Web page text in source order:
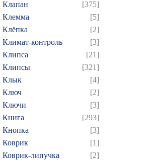
Клапан
[375]
Клемма
[5]
Клёпка
[2]
Климат-контроль
[3]
Клипса
[21]
Клипсы
[321]
Клык
[4]
Ключ
[2]
Ключи
[3]
Книга
[293]
Кнопка
[3]
Коврик
[1]
Коврик-липучка
[2]